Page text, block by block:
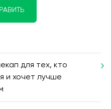
для тех, кто
и хочет лучше